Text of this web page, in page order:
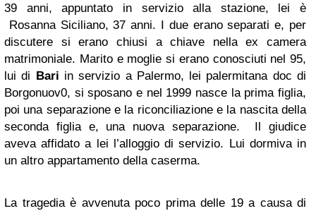
39 anni, appuntato in servizio alla stazione, lei è
Rosanna Siciliano, 37 anni. I due erano separati e, per
discutere si erano chiusi a chiave nella ex camera
matrimoniale. Marito e moglie si erano conosciuti nel 95,
lui di Bari in servizio a Palermo, lei palermitana doc di
Borgonuov0, si sposano e nel 1999 nasce la prima figlia,
poi una separazione e la riconciliazione e la nascita della
seconda figlia e, una nuova separazione. Il giudice
aveva affidato a lei l’alloggio di servizio. Lui dormiva in
un altro appartamento della caserma.
La tragedia è avvenuta poco prima delle 19 a causa di